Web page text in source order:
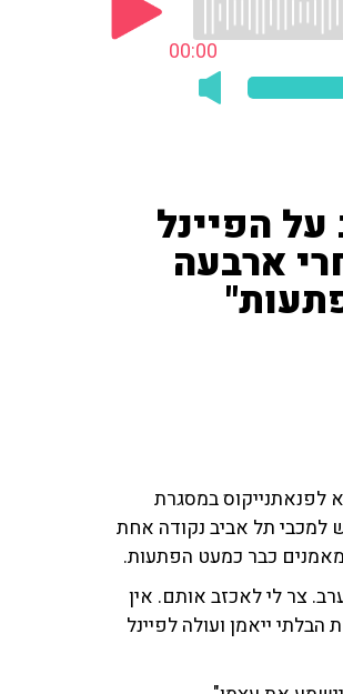
00:00
על הפיינל
ארבעה
לפנאתנייקוס במסגרת
למכבי תל אביב נקודה אחת
כבר כמעט הפתעות.
צר לי לאכזב אותם. אין
ייאמן ועולה לפיינל